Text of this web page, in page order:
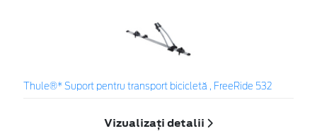
Thule®* Suport pentru transport bicicletă , FreeRide 532
Vizualizați detalii